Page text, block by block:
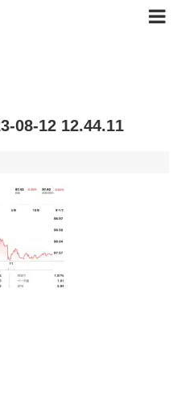
08-12 12.44.11